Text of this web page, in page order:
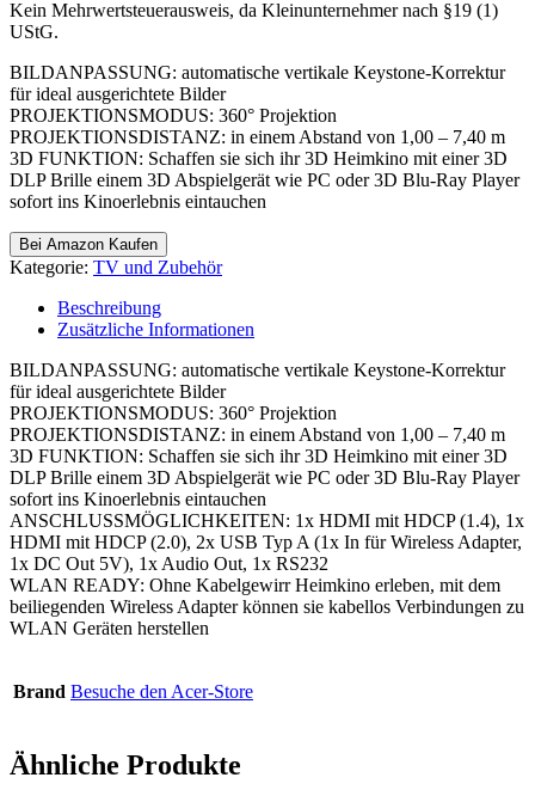
705,27 €.
Kein Mehrwertsteuerausweis, da Kleinunternehmer nach §19 (1)
UStG.
BILDANPASSUNG: automatische vertikale Keystone-Korrektur
für ideal ausgerichtete Bilder
PROJEKTIONSMODUS: 360° Projektion
PROJEKTIONSDISTANZ: in einem Abstand von 1,00 – 7,40 m
3D FUNKTION: Schaffen sie sich ihr 3D Heimkino mit einer 3D
DLP Brille einem 3D Abspielgerät wie PC oder 3D Blu-Ray Player
sofort ins Kinoerlebnis eintauchen
Bei Amazon Kaufen
Kategorie: TV und Zubehör
Beschreibung
Zusätzliche Informationen
BILDANPASSUNG: automatische vertikale Keystone-Korrektur
für ideal ausgerichtete Bilder
PROJEKTIONSMODUS: 360° Projektion
PROJEKTIONSDISTANZ: in einem Abstand von 1,00 – 7,40 m
3D FUNKTION: Schaffen sie sich ihr 3D Heimkino mit einer 3D
DLP Brille einem 3D Abspielgerät wie PC oder 3D Blu-Ray Player
sofort ins Kinoerlebnis eintauchen
ANSCHLUSSMÖGLICHKEITEN: 1x HDMI mit HDCP (1.4), 1x
HDMI mit HDCP (2.0), 2x USB Typ A (1x In für Wireless Adapter,
1x DC Out 5V), 1x Audio Out, 1x RS232
WLAN READY: Ohne Kabelgewirr Heimkino erleben, mit dem
beiliegenden Wireless Adapter können sie kabellos Verbindungen zu
WLAN Geräten herstellen
Brand Besuche den Acer-Store
Ähnliche Produkte